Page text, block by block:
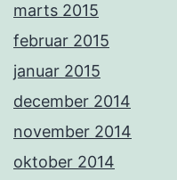
marts 2015
februar 2015
januar 2015
december 2014
november 2014
oktober 2014